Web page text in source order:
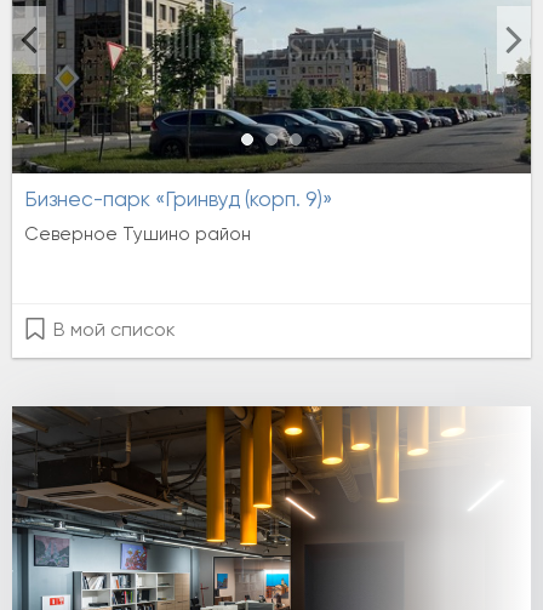
Бизнес-парк «Гринвуд (корп. 9)»
Северное Тушино район
В мой список